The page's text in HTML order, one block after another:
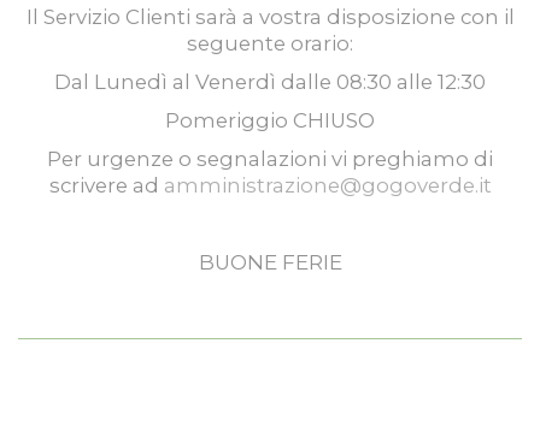
Il Servizio Clienti sarà a vostra disposizione con il
seguente orario:
Dal Lunedì al Venerdì dalle 08:30 alle 12:30
Pomeriggio CHIUSO
Per urgenze o segnalazioni vi preghiamo di
scrivere ad amministrazione@gogoverde.it
BUONE FERIE